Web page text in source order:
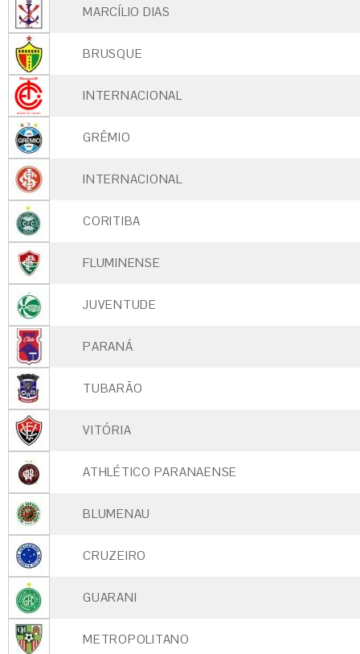
MARCÍLIO DIAS
BRUSQUE
INTERNACIONAL
GRÊMIO
INTERNACIONAL
CORITIBA
FLUMINENSE
JUVENTUDE
PARANÁ
TUBARÃO
VITÓRIA
ATHLÉTICO PARANAENSE
BLUMENAU
CRUZEIRO
GUARANI
METROPOLITANO